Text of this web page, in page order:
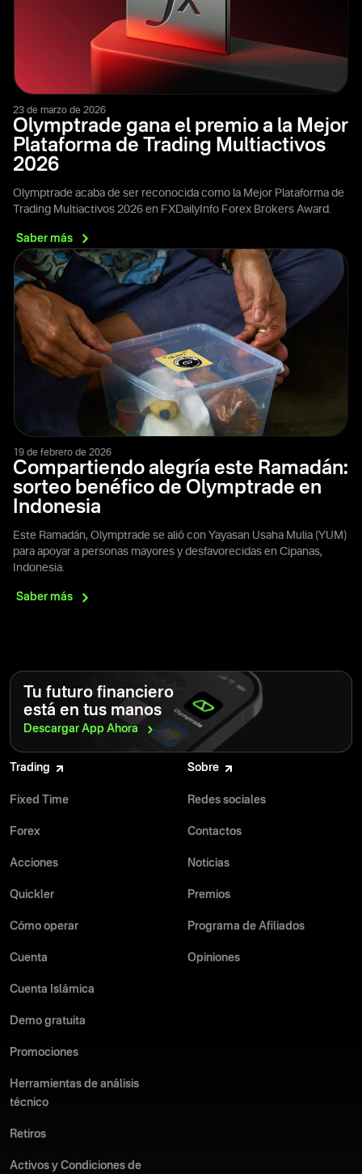
23 de marzo de 2026
Olymptrade gana el premio a la Mejor
Plataforma de Trading Multiactivos
2026
Olymptrade acaba de ser reconocida como la Mejor Plataforma de
Trading Multiactivos 2026 en FXDailyInfo Forex Brokers Award.
Sabermás
19 de febrero de 2026
Compartiendo alegría este Ramadán:
sorteo benéfico de Olymptrade en
Indonesia
Este Ramadán, Olymptrade se alió con Yayasan Usaha Mulia (YUM)
para apoyar a personas mayores y desfavorecidas en Cipanas,
Indonesia.
Sabermás
Tu futuro financiero
está en tus manos
Descargar App Ahora
Trading
Fixed Time
Forex
Acciones
Quickler
Cómo operar
Cuenta
Cuenta Islámica
Demo gratuita
Promociones
Herramientas de análisis
técnico
Retiros
Activos y Condiciones de
Sobre
Redes sociales
Contactos
Noticias
Premios
Programa de Afiliados
Opiniones